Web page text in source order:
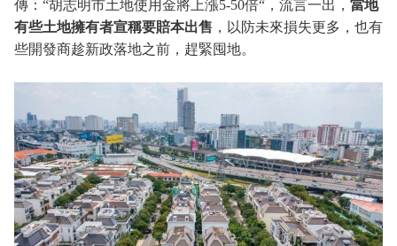
傳：“胡志明市土地使用金將上漲5-50倍“，流言一出， 當地
有些土地擁有者宣稱要賠本出售 ，以防未來損失更多，也有
些開發商趁新政落地之前，趕緊囤地。